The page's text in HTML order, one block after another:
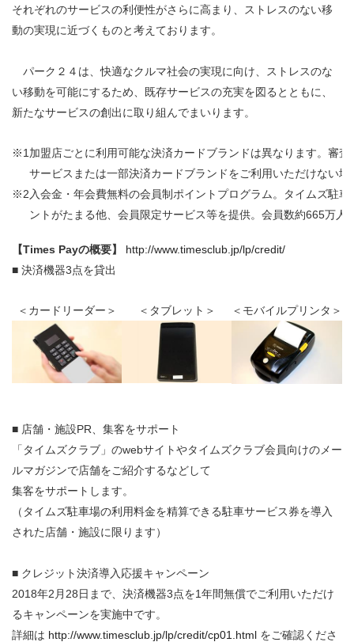
それぞれのサービスの利便性がさらに高まり、ストレスのない移
動の実現に近づくものと考えております。
パーク２４は、快適なクルマ社会の実現に向け、ストレスのな
い移動を可能にするため、既存サービスの充実を図るとともに、
新たなサービスの創出に取り組んでまいります。
※1 加盟店ごとに利用可能な決済カードブランドは異なります。審
サービスまたは一部決済カードブランドをご利用いただけない場
※2 入会金・年会費無料の会員制ポイントプログラム。タイムズ駐
ントがたまる他、会員限定サービス等を提供。会員数約665万人
【Times Payの概要】
http://www.timesclub.jp/lp/credit/
■ 決済機器3点を貸出
＜カードリーダー＞ ＜タブレット＞ ＜モバイルプリンタ＞
■ 店舗・施設PR、集客をサポート
「タイムズクラブ」のwebサイトやタイムズクラブ会員向けのメー
ルマガジンで店舗をご紹介するなどして
集客をサポートします。
（タイムズ駐車場の利用料金を精算できる駐車サービス券を導入
された店舗・施設に限ります）
■ クレジット決済導入応援キャンペーン
2018年2月28日まで、決済機器3点を1年間無償でご利用いただけ
るキャンペーンを実施中です。
詳細は http://www.timesclub.jp/lp/credit/cp01.html をご確認くださ